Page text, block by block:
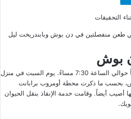
التحقيقات
منفصلتين في دن بوش وبابندريخت ليل
بوش
قُتلت شابة تبلغ من العمر 20 عاماً حوالي الساعة 7:30 مساءً. يوم السبت في منزل
بحسب ما ذكرت محطة أومروب برابانت
أصيب أيضاً. وقامت خدمة الإنقاذ بنقل الحيوان